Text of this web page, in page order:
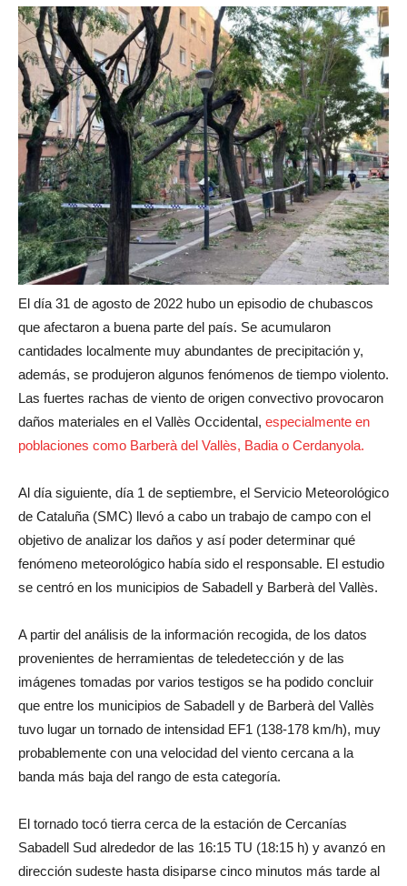
El día 31 de agosto de 2022 hubo un episodio de chubascos
que afectaron a buena parte del país. Se acumularon
cantidades localmente muy abundantes de precipitación y,
además, se produjeron algunos fenómenos de tiempo violento.
Las fuertes rachas de viento de origen convectivo provocaron
daños materiales en el Vallès Occidental, especialmente en
poblaciones como Barberà del Vallès, Badia o Cerdanyola.
Al día siguiente, día 1 de septiembre, el Servicio Meteorológico
de Cataluña (SMC) llevó a cabo un trabajo de campo con el
objetivo de analizar los daños y así poder determinar qué
fenómeno meteorológico había sido el responsable. El estudio
se centró en los municipios de Sabadell y Barberà del Vallès.
A partir del análisis de la información recogida, de los datos
provenientes de herramientas de teledetección y de las
imágenes tomadas por varios testigos se ha podido concluir
que entre los municipios de Sabadell y de Barberà del Vallès
tuvo lugar un tornado de intensidad EF1 (138-178 km/h), muy
probablemente con una velocidad del viento cercana a la
banda más baja del rango de esta categoría.
El tornado tocó tierra cerca de la estación de Cercanías
Sabadell Sud alrededor de las 16:15 TU (18:15 h) y avanzó en
dirección sudeste hasta disiparse cinco minutos más tarde al